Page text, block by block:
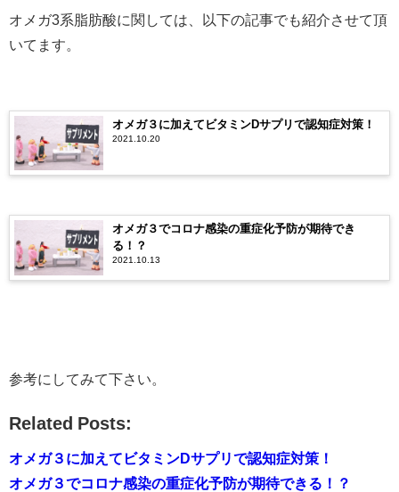
オメガ3系脂肪酸に関しては、以下の記事でも紹介させて頂
いてます。
オメガ３に加えてビタミンDサプリで認知症対策！
2021.10.20
オメガ３でコロナ感染の重症化予防が期待でき
る！？
2021.10.13
参考にしてみて下さい。
Related Posts:
オメガ３に加えてビタミンDサプリで認知症対策！
オメガ３でコロナ感染の重症化予防が期待できる！？